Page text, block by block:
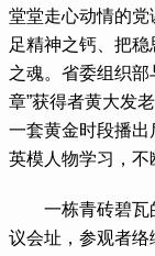
堂堂走心动情的
足精神之钙、把
之魂。省委组织部
章”获得者黄大发
一套黄金时段播
英模人物学习，不
一栋青砖碧瓦的
议会址，参观者络